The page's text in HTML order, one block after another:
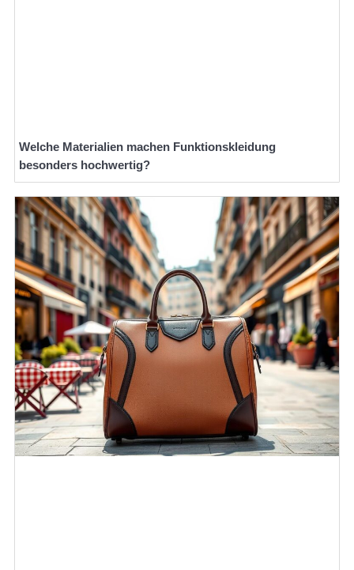
Welche Materialien machen Funktionskleidung
besonders hochwertig?